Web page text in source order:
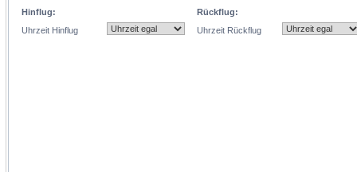
Hinflug:
Uhrzeit Hinflug
Rückflug:
Uhrzeit Rückflug